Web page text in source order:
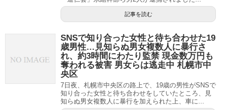
記事を読む
SNSで知り合った女性と待ち合わせた19
歳男性…見知らぬ男女複数人に暴行さ
れ、約3時間にわたり監禁 現金数万円も
奪われる被害 男女らは逃走中 札幌市中
央区
7日夜、札幌市中央区の路上で、19歳の男性がSNSで
知り合った女性と待ち合わせをしていたところ、見
知らぬ男女複数人に暴行を加えられた上、車に...